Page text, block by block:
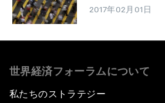
2017年02月01日
世界経済フォーラムについて
私たちのストラテジー